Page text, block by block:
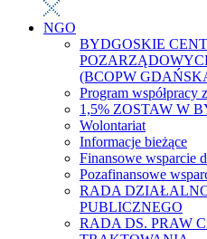
NGO
BYDGOSKIE
(BCOPW
Program współpracy
1,5% ZOSTAW W
Wolontariat
Informacje bieżące
Finansowe wsparcie
Pozafinansowe
RADA
PUBLICZNEGO
RADA DS. PRAW